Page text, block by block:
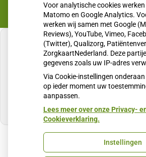
U heeft geen toestemming
externe inhoud die nodig is
Cookie-instellingen
Voor analytische cookies
Matomo en Google Analytics.
werken wij samen met Google
Reviews), YouTube, Vimeo,
(Twitter), Qualizorg,
ZorgkaartNederland. Deze
gegevens zoals uw IP-adres
Via Cookie-instellingen
op ieder moment uw
aanpassen.
Lees meer over onze Privacy-
Cookieverklaring.
Instellingen